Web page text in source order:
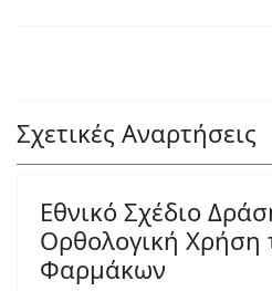
Σχετικές Αναρτήσεις
Εθνικό Σχέδιο
Ορθολογική Χρήση
Φαρμάκων